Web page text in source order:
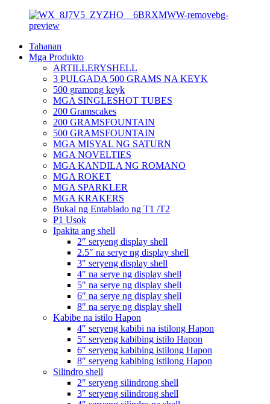
Tahanan
Mga Produkto
ARTILLERYSHELL
3 PULGADA 500 GRAMS NA KEYK
500 gramong keyk
MGA SINGLESHOT TUBES
200 Gramscakes
200 GRAMSFOUNTAIN
500 GRAMSFOUNTAIN
MGA MISYAL NG SATURN
MGA NOVELTIES
MGA KANDILA NG ROMANO
MGA ROKET
MGA SPARKLER
MGA KRAKERS
Bukal ng Entablado ng T1 /T2
P1 Usok
Ipakita ang shell
2″ seryeng display shell
2.5″ na serye ng display shell
3″ seryeng display shell
4″ na serye ng display shell
5″ na serye ng display shell
6″ na serye ng display shell
8″ na serye ng display shell
Kabibe na istilo Hapon
4″ seryeng kabibi na istilong Hapon
5″ seryeng kabibing istilo Hapon
6″ seryeng kabibing istilong Hapon
8″ seryeng kabibing istilong Hapon
Silindro shell
2″ seryeng silindrong shell
3″ seryeng silindrong shell